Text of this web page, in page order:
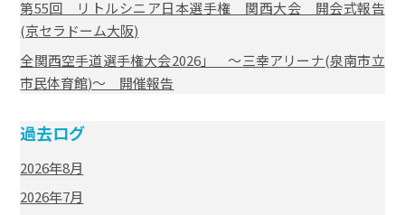
第55回 リトルシニア日本選手権 関西大会 開会式報告
(京セラドーム大阪)
全関西空手道選手権大会2026」 ～三幸アリーナ(泉南市立
市民体育館)～ 開催報告
過去ログ
2026年8月
2026年7月